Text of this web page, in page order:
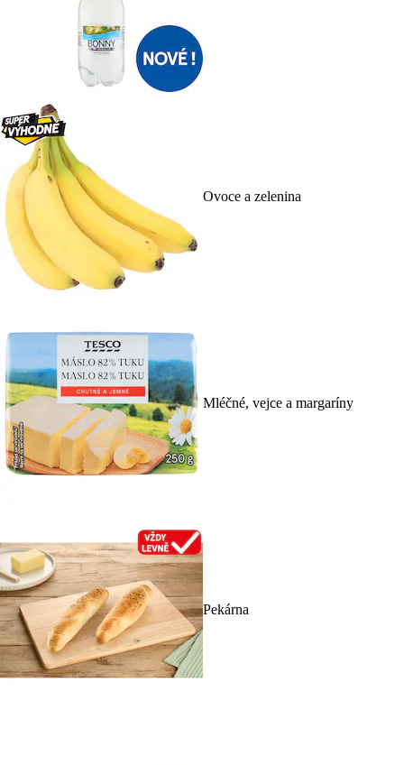
Ovoce a zelenina
Mléčné, vejce a margaríny
Pekárna